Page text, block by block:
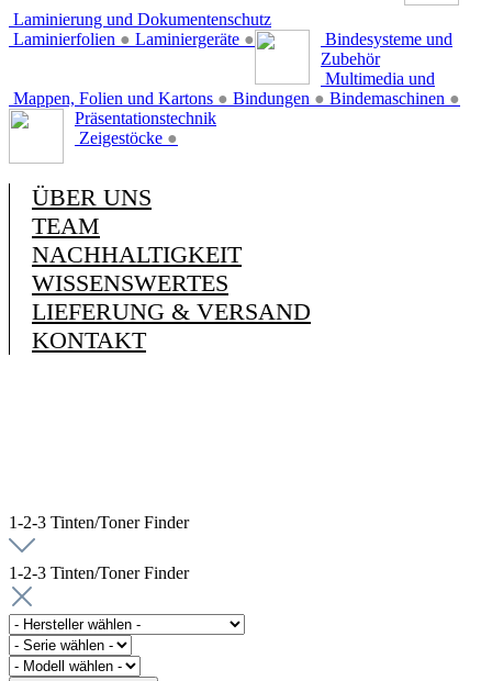
Laminierung und Dokumentenschutz
Laminierfolien ● Laminiergeräte ●
Bindesysteme und
Zubehör
Mappen, Folien und Kartons ● Bindungen ● Bindemaschinen ●
Multimedia und
Präsentationstechnik
Zeigestöcke ●
ÜBER UNS
TEAM
NACHHALTIGKEIT
WISSENSWERTES
LIEFERUNG & VERSAND
KONTAKT
1-2-3 Tinten/Toner Finder
1-2-3 Tinten/Toner Finder